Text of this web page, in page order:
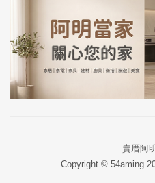
賣厝阿
Copyright © 54aming